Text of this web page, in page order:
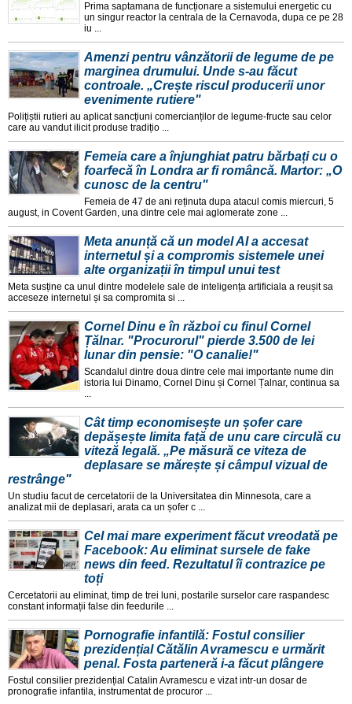
Prima saptamana de funcționare a sistemului energetic cu
un singur reactor la centrala de la Cernavoda, dupa ce pe 28
iu ...
Amenzi pentru vânzătorii de legume de pe
marginea drumului. Unde s-au făcut
controale. „Crește riscul producerii unor
evenimente rutiere"
Polițiștii rutieri au aplicat sancțiuni comercianților de legume-fructe sau celor
care au vandut ilicit produse tradițio ...
Femeia care a înjunghiat patru bărbați cu o
foarfecă în Londra ar fi româncă. Martor: „O
cunosc de la centru"
Femeia de 47 de ani reținuta dupa atacul comis miercuri, 5
august, in Covent Garden, una dintre cele mai aglomerate zone ...
Meta anunță că un model AI a accesat
internetul și a compromis sistemele unei
alte organizații în timpul unui test
Meta susține ca unul dintre modelele sale de inteligența artificiala a reușit sa
acceseze internetul și sa compromita si ...
Cornel Dinu e în război cu finul Cornel
Țălnar. "Procurorul" pierde 3.500 de lei
lunar din pensie: "O canalie!"
Scandalul dintre doua dintre cele mai importante nume din
istoria lui Dinamo, Cornel Dinu și Cornel Țalnar, continua sa
...
Cât timp economisește un șofer care
depășește limita față de unu care circulă cu
viteză legală. „Pe măsură ce viteza de
deplasare se mărește și câmpul vizual de
restrânge"
Un studiu facut de cercetatorii de la Universitatea din Minnesota, care a
analizat mii de deplasari, arata ca un șofer c ...
Cel mai mare experiment făcut vreodată pe
Facebook: Au eliminat sursele de fake
news din feed. Rezultatul îi contrazice pe
toți
Cercetatorii au eliminat, timp de trei luni, postarile surselor care raspandesc
constant informații false din feedurile ...
Pornografie infantilă: Fostul consilier
prezidențial Cătălin Avramescu e urmărit
penal. Fosta parteneră i-a făcut plângere
Fostul consilier prezidențial Catalin Avramescu e vizat intr-un dosar de
pronografie infantila, instrumentat de procuror ...